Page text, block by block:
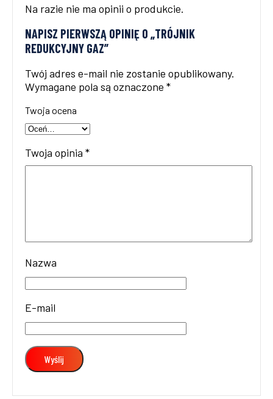
Na razie nie ma opinii o produkcie.
NAPISZ PIERWSZĄ OPINIĘ O „TRÓJNIK
REDUKCYJNY GAZ”
Twój adres e-mail nie zostanie opublikowany.
Wymagane pola są oznaczone *
Twoja ocena
Twoja opinia *
Nazwa
E-mail